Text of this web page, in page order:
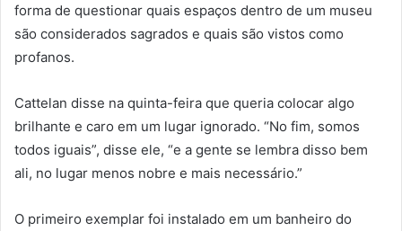
forma de questionar quais espaços dentro de um museu
são considerados sagrados e quais são vistos como
profanos.
Cattelan disse na quinta-feira que queria colocar algo
brilhante e caro em um lugar ignorado. “No fim, somos
todos iguais”, disse ele, “e a gente se lembra disso bem
ali, no lugar menos nobre e mais necessário.”
O primeiro exemplar foi instalado em um banheiro do